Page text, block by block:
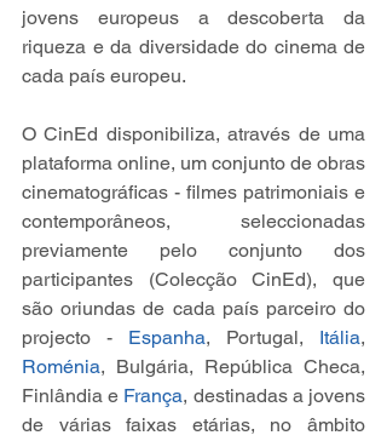
jovens europeus a descoberta da
riqueza e da diversidade do cinema de
cada país europeu.
O CinEd disponibiliza, através de uma
plataforma online, um conjunto de obras
cinematográficas - filmes patrimoniais e
contemporâneos, seleccionadas
previamente pelo conjunto dos
participantes (Colecção CinEd), que
são oriundas de cada país parceiro do
projecto - Espanha, Portugal, Itália
Roménia, Bulgária, República Checa,
Finlândia e França, destinadas a jovens
de várias faixas etárias, no âmbito